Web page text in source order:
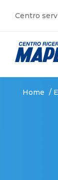
Centro
Home /